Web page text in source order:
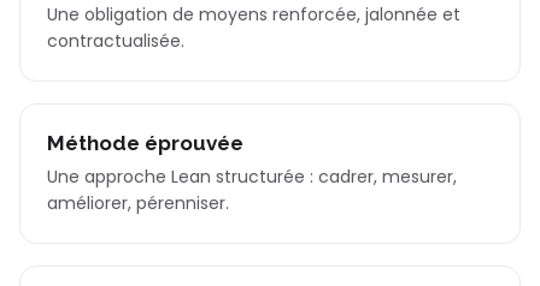
Une obligation de moyens renforcée, jalonnée et
contractualisée.
Méthode éprouvée
Une approche Lean structurée : cadrer, mesurer,
améliorer, pérenniser.